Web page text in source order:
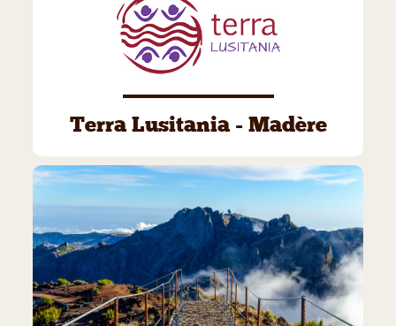
Terra Lusitania - Madère